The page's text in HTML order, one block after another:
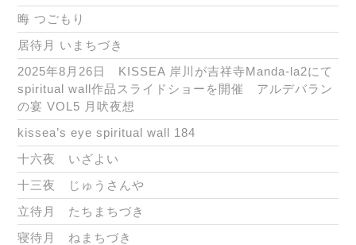
晦 つごもり
居待月 いまちづき
2025年8月26日 KISSEA 岸川が吉祥寺Manda-la2にて
spiritual wall作品スライドショーを開催 アルデバラン
の宴 VOL5 月吠夜想
kissea’s eye spiritual wall 184
十六夜 いざよい
十三夜 じゅうさんや
立待月 たちまちづき
寝待月 ねまちづき